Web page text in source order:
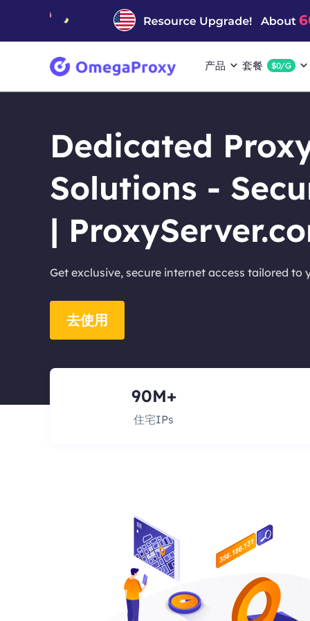
产品 套餐 $0/G
Dedicated
Solutions -
|
Get exclusive, secure internet access tailored to
去使用
90M+
住宅IPs